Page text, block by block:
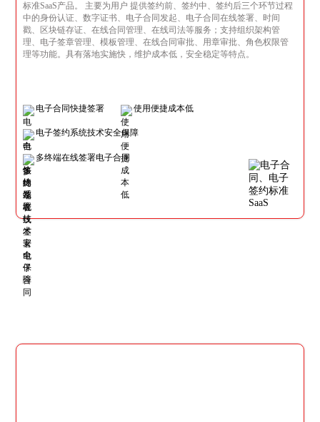
标准SaaS产品。 主要为用户 提供签约前、签约中、签约后三个环节过程
中的身份认证、数字证书、电子合同发起、电子合同在线签署、时间
戳、区块链存证、在线合同管理、在线司法等服务；支持组织架构管
理、电子签章管理、模板管理、在线合同审批、用章审批、角色权限管
理等功能。具有落地实施快，维护成本低，安全稳定等特点。
电子合同快捷签署 使用便捷成本低
电子签约系统技术安全保障
多终端在线签署电子合同